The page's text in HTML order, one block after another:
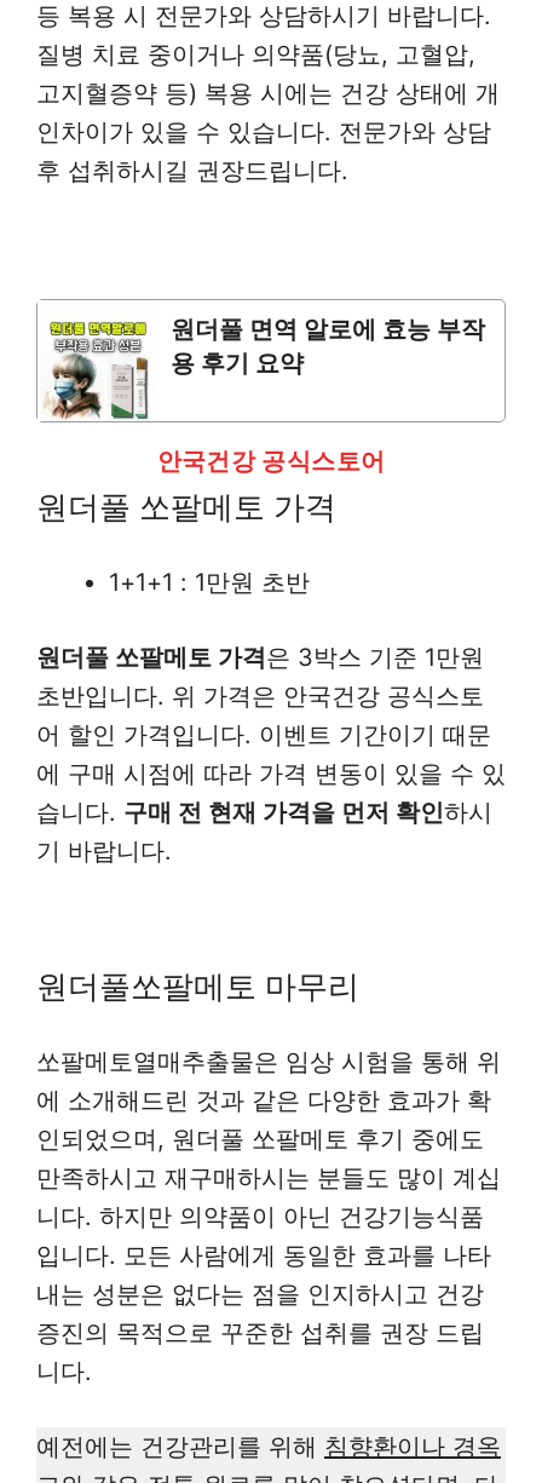
등 복용 시 전문가와 상담하시기 바랍니다.
질병 치료 중이거나 의약품(당뇨, 고혈압,
고지혈증약 등) 복용 시에는 건강 상태에 개
인차이가 있을 수 있습니다. 전문가와 상담
후 섭취하시길 권장드립니다.
원더풀 면역 알로에 효능 부작
용 후기 요약
안국건강 공식스토어
원더풀 쏘팔메토 가격
1+1+1 : 1만원 초반
원더풀 쏘팔메토 가격은 3박스 기준 1만원
초반입니다. 위 가격은 안국건강 공식스토
어 할인 가격입니다. 이벤트 기간이기 때문
에 구매 시점에 따라 가격 변동이 있을 수 있
습니다. 구매 전 현재 가격을 먼저 확인하시
기 바랍니다.
원더풀쏘팔메토 마무리
쏘팔메토열매추출물은 임상 시험을 통해 위
에 소개해드린 것과 같은 다양한 효과가 확
인되었으며, 원더풀 쏘팔메토 후기 중에도
만족하시고 재구매하시는 분들도 많이 계십
니다. 하지만 의약품이 아닌 건강기능식품
입니다. 모든 사람에게 동일한 효과를 나타
내는 성분은 없다는 점을 인지하시고 건강
증진의 목적으로 꾸준한 섭취를 권장 드립
니다.
예전에는 건강관리를 위해 침향환이나 경옥